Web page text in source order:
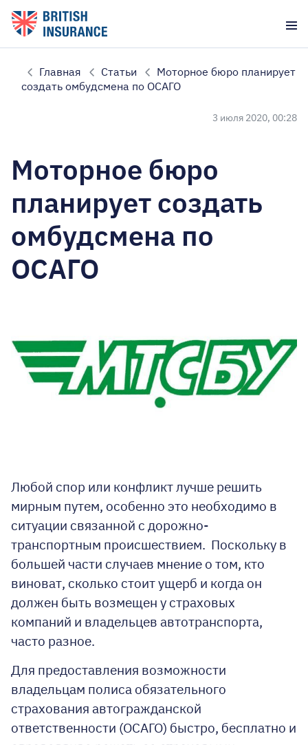
Главная Статьи
Моторное бюро планирует
создать омбудсмена по ОСАГО
3 июля 2020, 00:28
Моторное бюро
планирует создать
омбудсмена по
ОСАГО
Любой спор или конфликт лучше решить
мирным путем, особенно это необходимо в
ситуации связанной с дорожно-
транспортным происшествием. Поскольку в
большей части случаев мнение о том, кто
виноват, сколько стоит ущерб и когда он
должен быть возмещен у страховых
компаний и владельцев автотранспорта,
часто разное.
Для предоставления возможности
владельцам полиса обязательного
страхования автогражданской
ответственности (ОСАГО) быстро, бесплатно и